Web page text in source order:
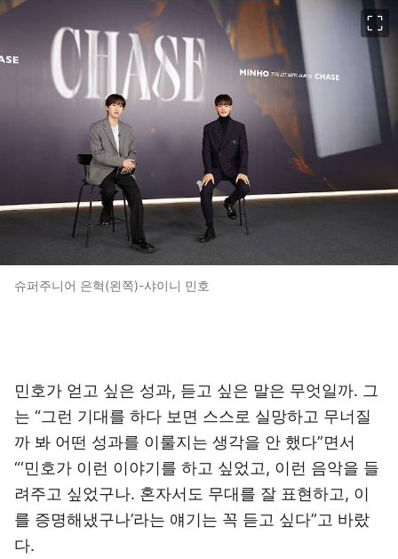
슈퍼주니어 은혁(왼쪽)-샤이니 민호
민호가 얻고 싶은 성과, 듣고 싶은 말은 무엇일까. 그
는 “그런 기대를 하다 보면 스스로 실망하고 무너질
까 봐 어떤 성과를 이룰지는 생각을 안 했다”면서
“‘민호가 이런 이야기를 하고 싶었고, 이런 음악을 들
려주고 싶었구나. 혼자서도 무대를 잘 표현하고, 이
를 증명해냈구나’라는 얘기는 꼭 듣고 싶다”고 바랐
다.